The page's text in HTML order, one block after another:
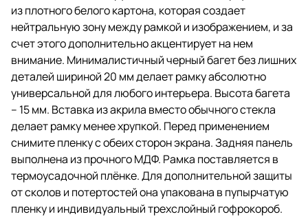
дополнительно акцентирует на
нем внимание.
Минималистичный черный багет
без лишних деталей шириной 20
мм делает рамку абсолютно
универсальной для любого
интерьера. Высота багета – 15
мм. Вставка из акрила вместо
обычного стекла делает рамку
менее хрупкой. Перед
применением снимите пленку с
обеих сторон экрана.
Задняя панель выполнена из
прочного МДФ. Рамка
поставляется в термоусадочной
плёнке. Для дополнительной
защиты от сколов и потертостей
из плотного белого картона, которая создает
нейтральную зону между рамкой и изображением, и за
счет этого дополнительно акцентирует на нем
внимание. Минималистичный черный багет без лишних
деталей шириной 20 мм делает рамку абсолютно
универсальной для любого интерьера. Высота багета
– 15 мм. Вставка из акрила вместо обычного стекла
делает рамку менее хрупкой. Перед применением
снимите пленку с обеих сторон экрана. Задняя панель
выполнена из прочного МДФ. Рамка поставляется в
термоусадочной плёнке. Для дополнительной защиты
от сколов и потертостей она упакована в пупырчатую
пленку и индивидуальный трехслойный гофрокороб.